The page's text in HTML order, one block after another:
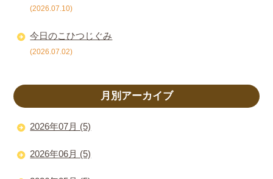
(2026.07.10)
今日のこひつじぐみ
(2026.07.02)
月別アーカイブ
2026年07月 (5)
2026年06月 (5)